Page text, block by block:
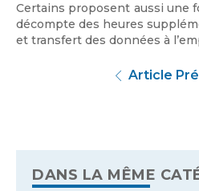
Certains proposent aussi une
décompte des heures
et transfert des données à
Article
DANS LA MÊME